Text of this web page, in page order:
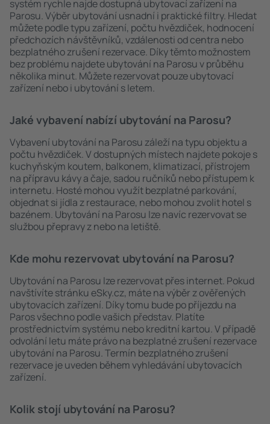
systém rychle najde dostupná ubytovací zařízení na
Parosu. Výběr ubytování usnadní i praktické filtry. Hledat
můžete podle typu zařízení, počtu hvězdiček, hodnocení
předchozích návštěvníků, vzdálenosti od centra nebo
bezplatného zrušení rezervace. Díky těmto možnostem
bez problému najdete ubytování na Parosu v průběhu
několika minut. Můžete rezervovat pouze ubytovací
zařízení nebo i ubytování s letem.
Jaké vybavení nabízí ubytování na Parosu?
Vybavení ubytování na Parosu záleží na typu objektu a
počtu hvězdiček. V dostupných místech najdete pokoje s
kuchyňským koutem, balkonem, klimatizací, přístrojem
na přípravu kávy a čaje, sadou ručníků nebo přístupem k
internetu. Hosté mohou využít bezplatné parkování,
objednat si jídla z restaurace, nebo mohou zvolit hotel s
bazénem. Ubytování na Parosu lze navíc rezervovat se
službou přepravy z nebo na letiště.
Kde mohu rezervovat ubytování na Parosu?
Ubytování na Parosu lze rezervovat přes internet. Pokud
navštívíte stránku eSky.cz, máte na výběr z ověřených
ubytovacích zařízení. Díky tomu bude po příjezdu na
Paros všechno podle vašich představ. Platíte
prostřednictvím systému nebo kreditní kartou. V případě
odvolání letu máte právo na bezplatné zrušení rezervace
ubytování na Parosu. Termín bezplatného zrušení
rezervace je uveden během vyhledávání ubytovacích
zařízení.
Kolik stojí ubytování na Parosu?